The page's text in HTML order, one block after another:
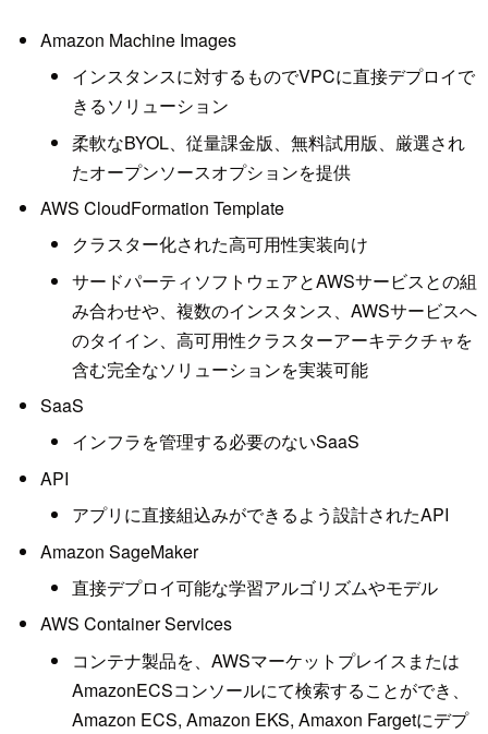
Amazon Machine Images
インスタンスに対するものでVPCに直接デプロイで
きるソリューション
柔軟なBYOL、従量課金版、無料試用版、厳選され
たオープンソースオプションを提供
AWS CloudFormation Template
クラスター化された高可用性実装向け
サードパーティソフトウェアとAWSサービスとの組
み合わせや、複数のインスタンス、AWSサービスへ
のタイイン、高可用性クラスターアーキテクチャを
含む完全なソリューションを実装可能
SaaS
インフラを管理する必要のないSaaS
API
アプリに直接組込みができるよう設計されたAPI
Amazon SageMaker
直接デプロイ可能な学習アルゴリズムやモデル
AWS Container Services
コンテナ製品を、AWSマーケットプレイスまたは
AmazonECSコンソールにて検索することができ、
Amazon ECS, Amazon EKS, Amaxon Fargetにデプ